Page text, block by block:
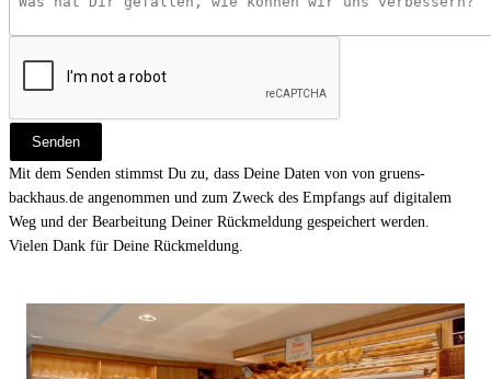
Mit dem Senden stimmst Du zu, dass Deine Daten von von gruens-
backhaus.de angenommen und zum Zweck des Empfangs auf digitalem
Weg und der Bearbeitung Deiner Rückmeldung gespeichert werden.
Vielen Dank für Deine Rückmeldung.